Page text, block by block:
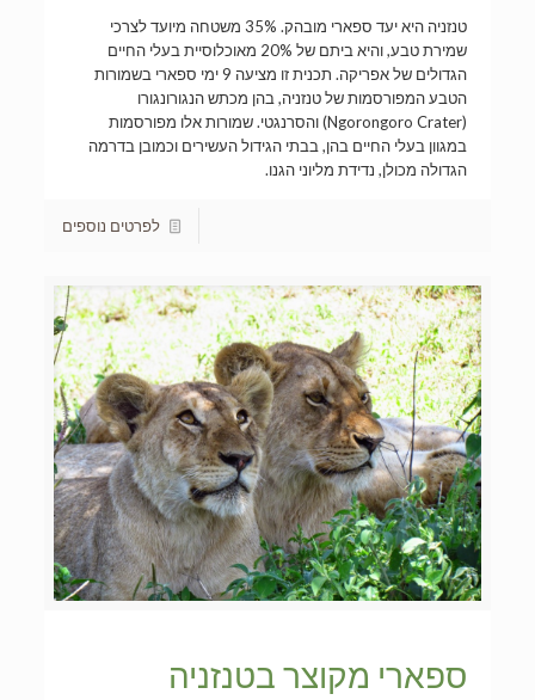
טנזניה היא יעד ספארי מובהק. 35% משטחה מיועד לצרכי
שמירת טבע, והיא ביתם של 20% מאוכלוסיית בעלי החיים
הגדולים של אפריקה. תכנית זו מציעה 9 ימי ספארי בשמורות
הטבע המפורסמות של טנזניה, בהן מכתש הנגורונגורו
(Ngorongoro Crater) והסרנגטי. שמורות אלו מפורסמות
במגוון בעלי החיים בהן, בבתי הגידול העשירים וכמובן בדרמה
הגדולה מכולן, נדידת מליוני הגנו.
לפרטים נוספים
ספארי מקוצר בטנזניה